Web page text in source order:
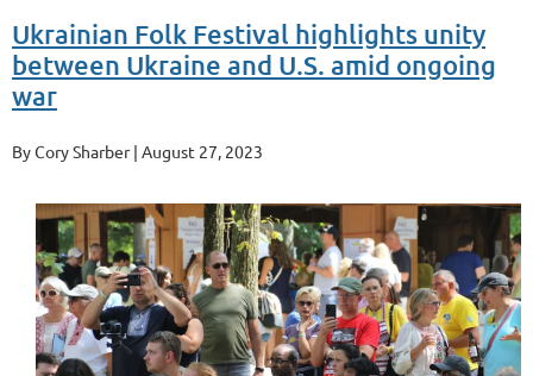
Ukrainian Folk Festival highlights unity
between Ukraine and U.S. amid ongoing
war
By Cory Sharber | August 27, 2023